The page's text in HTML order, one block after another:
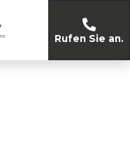
Rufen Sie an.